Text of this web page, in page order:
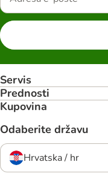
Servis
Prednosti
Kupovina
Odaberite državu
Hrvatska / hr